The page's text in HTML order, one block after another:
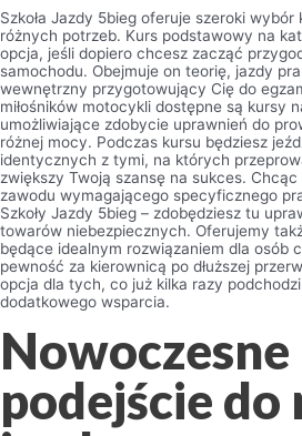
Szkoła Jazdy 5bieg oferuje szeroki
różnych potrzeb. Kurs podstawowy na
opcja, jeśli dopiero chcesz zacząć
samochodu. Obejmuje on teorię, jazdy
wewnętrzny przygotowujący Cię do
miłośników motocykli dostępne są kursy
umożliwiające zdobycie uprawnień do
różnej mocy. Podczas kursu będziesz
identycznych z tymi, na których
zwiększy Twoją szansę na sukces.
zawodu wymagającego specyficznego
Szkoły Jazdy 5bieg – zdobędziesz tu
towarów niebezpiecznych. Oferujemy
będące idealnym rozwiązaniem dla osób
pewność za kierownicą po dłuższej
opcja dla tych, co już kilka razy
dodatkowego wsparcia.
Nowoczesne
podejście do